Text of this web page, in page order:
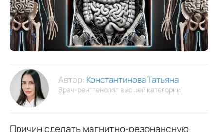
Автор: Константинова Татьяна
Врач-рентгенолог высшей категории
Причин сделать магнитно-резонансную